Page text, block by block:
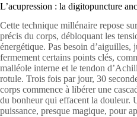
L’acupression : la digitopuncture
Cette technique millénaire repose
précis du corps, débloquant les
énergétique. Pas besoin d’aiguilles,
fermement certains points clés,
malléole interne et le tendon
rotule. Trois fois par jour, 30
corps commence à libérer une
du bonheur qui effacent la douleur.
puissance, presque magique, pour